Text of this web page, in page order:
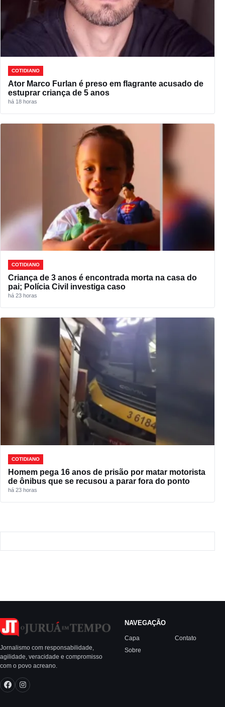
COTIDIANO
Ator Marco Furlan é preso em flagrante acusado de
estuprar criança de 5 anos
há 18 horas
COTIDIANO
Criança de 3 anos é encontrada morta na casa do
pai; Polícia Civil investiga caso
há 23 horas
COTIDIANO
Homem pega 16 anos de prisão por matar motorista
de ônibus que se recusou a parar fora do ponto
há 23 horas
Jornalismo com responsabilidade,
agilidade, veracidade e compromisso
com o povo acreano.
NAVEGAÇÃO
Capa
Sobre
Contato